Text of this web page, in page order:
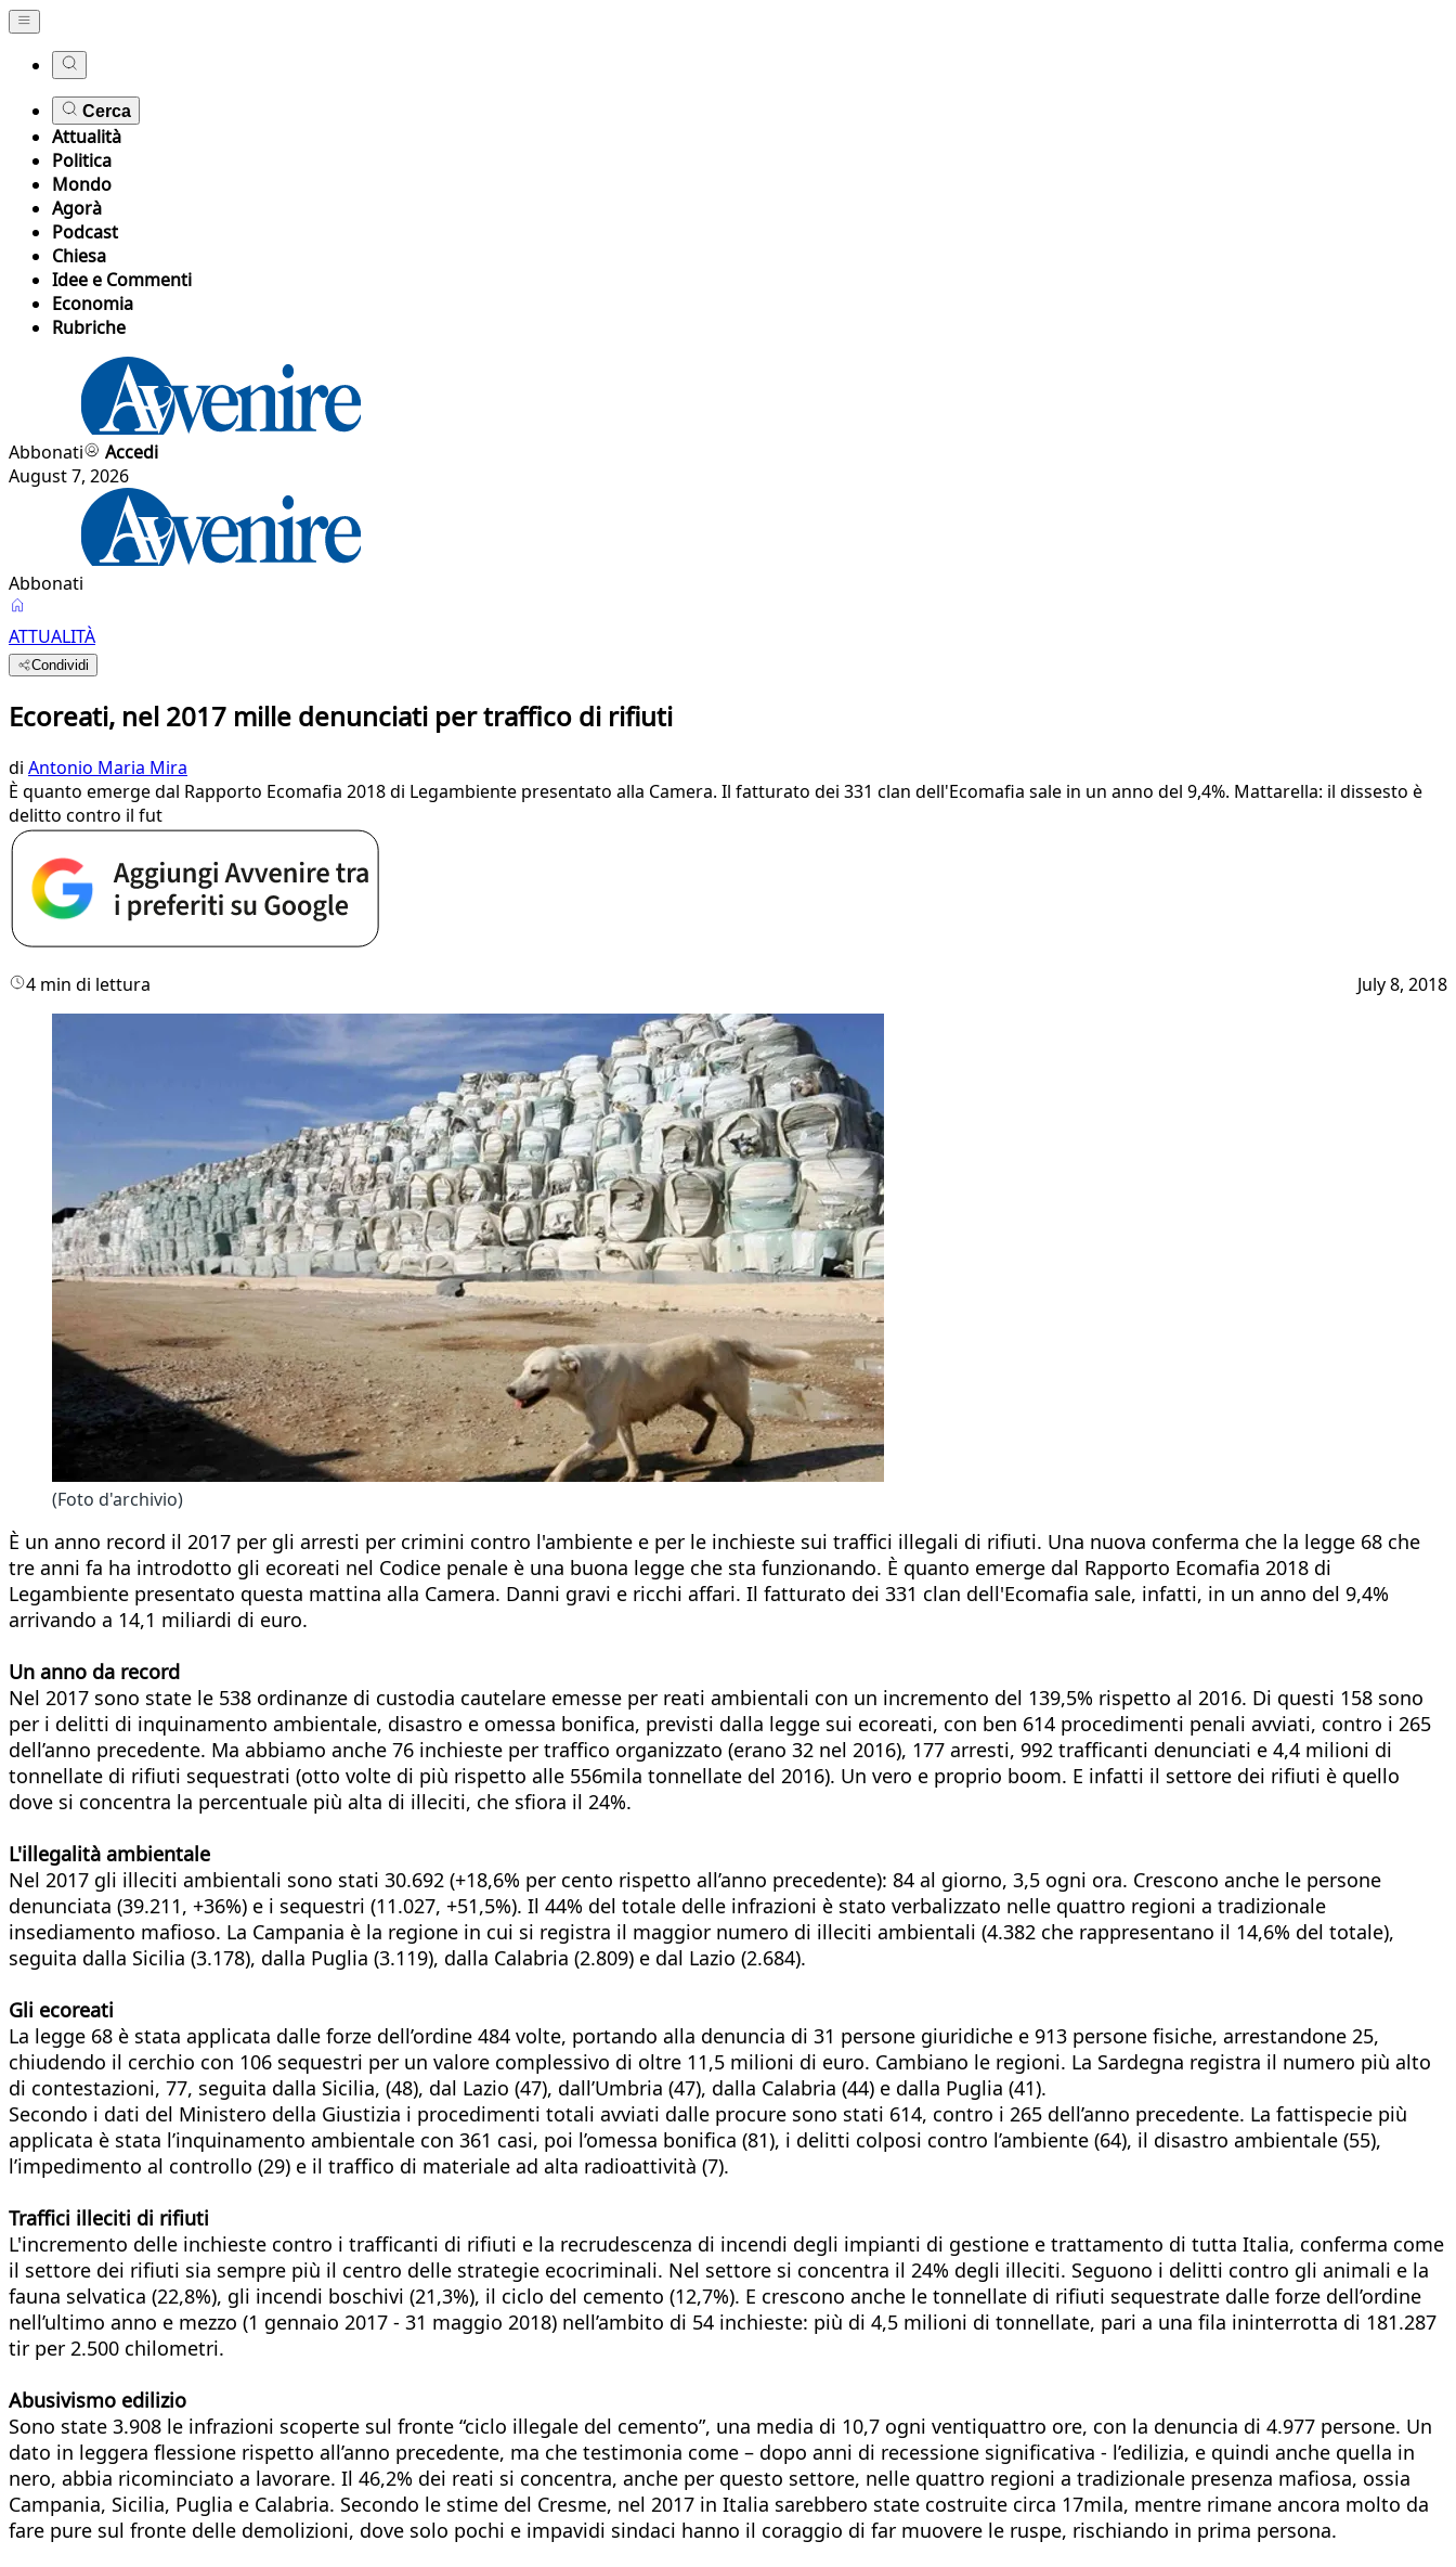
Cerca
Attualità
Politica
Mondo
Agorà
Podcast
Chiesa
Idee e Commenti
Economia
Rubriche
Abbonati
Accedi
August 7, 2026
Abbonati
ATTUALITÀ
Condividi
Ecoreati, nel 2017 mille denunciati per traffico di rifiuti
di Antonio Maria Mira
È quanto emerge dal Rapporto Ecomafia 2018 di Legambiente presentato alla Camera. Il fatturato dei 331 clan dell'Ecomafia sale in un anno del 9,4%. Mattarella: il dissesto è
delitto contro il fut
4 min di lettura July 8, 2018
(Foto d'archivio)
È un anno record il 2017 per gli arresti per crimini contro l'ambiente e per le inchieste sui traffici illegali di rifiuti. Una nuova conferma che la legge 68 che
tre anni fa ha introdotto gli ecoreati nel Codice penale è una buona legge che sta funzionando. È quanto emerge dal Rapporto Ecomafia 2018 di
Legambiente presentato questa mattina alla Camera. Danni gravi e ricchi affari. Il fatturato dei 331 clan dell'Ecomafia sale, infatti, in un anno del 9,4%
arrivando a 14,1 miliardi di euro.
Un anno da record
Nel 2017 sono state le 538 ordinanze di custodia cautelare emesse per reati ambientali con un incremento del 139,5% rispetto al 2016. Di questi 158 sono
per i delitti di inquinamento ambientale, disastro e omessa bonifica, previsti dalla legge sui ecoreati, con ben 614 procedimenti penali avviati, contro i 265
dell’anno precedente. Ma abbiamo anche 76 inchieste per traffico organizzato (erano 32 nel 2016), 177 arresti, 992 trafficanti denunciati e 4,4 milioni di
tonnellate di rifiuti sequestrati (otto volte di più rispetto alle 556mila tonnellate del 2016). Un vero e proprio boom. E infatti il settore dei rifiuti è quello
dove si concentra la percentuale più alta di illeciti, che sfiora il 24%.
L'illegalità ambientale
Nel 2017 gli illeciti ambientali sono stati 30.692 (+18,6% per cento rispetto all’anno precedente): 84 al giorno, 3,5 ogni ora. Crescono anche le persone
denunciata (39.211, +36%) e i sequestri (11.027, +51,5%). Il 44% del totale delle infrazioni è stato verbalizzato nelle quattro regioni a tradizionale
insediamento mafioso. La Campania è la regione in cui si registra il maggior numero di illeciti ambientali (4.382 che rappresentano il 14,6% del totale),
seguita dalla Sicilia (3.178), dalla Puglia (3.119), dalla Calabria (2.809) e dal Lazio (2.684).
Gli ecoreati
La legge 68 è stata applicata dalle forze dell’ordine 484 volte, portando alla denuncia di 31 persone giuridiche e 913 persone fisiche, arrestandone 25,
chiudendo il cerchio con 106 sequestri per un valore complessivo di oltre 11,5 milioni di euro. Cambiano le regioni. La Sardegna registra il numero più alto
di contestazioni, 77, seguita dalla Sicilia, (48), dal Lazio (47), dall’Umbria (47), dalla Calabria (44) e dalla Puglia (41).
Secondo i dati del Ministero della Giustizia i procedimenti totali avviati dalle procure sono stati 614, contro i 265 dell’anno precedente. La fattispecie più
applicata è stata l’inquinamento ambientale con 361 casi, poi l’omessa bonifica (81), i delitti colposi contro l’ambiente (64), il disastro ambientale (55),
l’impedimento al controllo (29) e il traffico di materiale ad alta radioattività (7).
Traffici illeciti di rifiuti
L'incremento delle inchieste contro i trafficanti di rifiuti e la recrudescenza di incendi degli impianti di gestione e trattamento di tutta Italia, conferma come
il settore dei rifiuti sia sempre più il centro delle strategie ecocriminali. Nel settore si concentra il 24% degli illeciti. Seguono i delitti contro gli animali e la
fauna selvatica (22,8%), gli incendi boschivi (21,3%), il ciclo del cemento (12,7%). E crescono anche le tonnellate di rifiuti sequestrate dalle forze dell’ordine
nell’ultimo anno e mezzo (1 gennaio 2017 - 31 maggio 2018) nell’ambito di 54 inchieste: più di 4,5 milioni di tonnellate, pari a una fila ininterrotta di 181.287
tir per 2.500 chilometri.
Abusivismo edilizio
Sono state 3.908 le infrazioni scoperte sul fronte “ciclo illegale del cemento”, una media di 10,7 ogni ventiquattro ore, con la denuncia di 4.977 persone. Un
dato in leggera flessione rispetto all’anno precedente, ma che testimonia come – dopo anni di recessione significativa - l’edilizia, e quindi anche quella in
nero, abbia ricominciato a lavorare. Il 46,2% dei reati si concentra, anche per questo settore, nelle quattro regioni a tradizionale presenza mafiosa, ossia
Campania, Sicilia, Puglia e Calabria. Secondo le stime del Cresme, nel 2017 in Italia sarebbero state costruite circa 17mila, mentre rimane ancora molto da
fare pure sul fronte delle demolizioni, dove solo pochi e impavidi sindaci hanno il coraggio di far muovere le ruspe, rischiando in prima persona.